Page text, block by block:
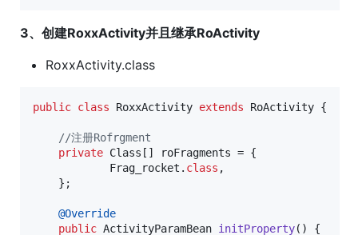
3、创建RoxxActivity并且继承RoActivity
RoxxActivity.class
public class RoxxActivity extends RoActivity {
//注册Rofrgment
private Class [] roFragments = {
Frag_rocket . class ,
    };
@Override
public ActivityParamBean initProperty() {